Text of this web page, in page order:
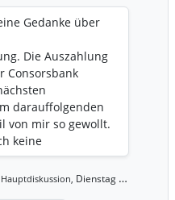
Gedanke über
Die Auszahlung
Consorsbank
darauffolgenden
von mir so gewollt.
keine
ist...
Hauptdiskussion, Dienstag 11:48 Uhr